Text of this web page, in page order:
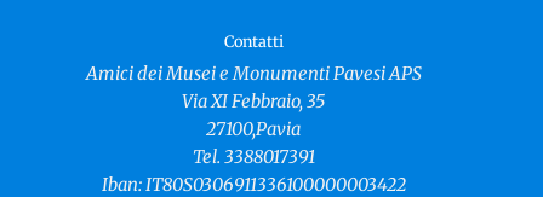
Contatti
Amici dei Musei e Monumenti Pavesi APS
Via XI Febbraio, 35
27100,Pavia
Tel. 3388017391
Iban: IT80S0306911336100000003422